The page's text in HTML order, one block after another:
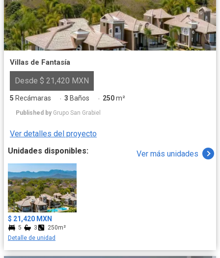
Villas de Fantasía
Desde $ 21,420 MXN
5 Recámaras · 3 Baños · 250m²
Published by Grupo San Grabiel
Ver detalles del proyecto
Unidades disponibles:
Ver más unidades
$ 21,420 MXN
5 3
250m²
Detalle de unidad